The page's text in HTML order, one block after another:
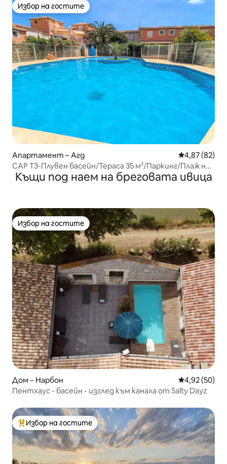
Избор на гостите
Избор на гостите
Апартамент – Агд Средна
4,87 (82)
CAP T3-Плувен басейн/Тераса 35 м²/Паркинг/Плаж на
3 мин
Къщи под наем на бреговата ивица
Избор на гостите
Избор на гостите
Дом – Нарбон Средна
4,92 (50)
Пентхаус - басейн - изглед към канала от Salty Dayz
Най-популярен избор на гостите
Избор на гостите